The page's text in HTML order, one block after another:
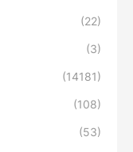
(22)
(3)
(14181)
(108)
(53)